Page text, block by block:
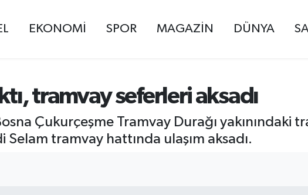
EKONOMİ SPOR MAGAZİN DÜNYA
tramvay seferleri aksadı
Çukurçeşme Tramvay Durağı yakınındaki
Selam tramvay hattında ulaşım aksadı.